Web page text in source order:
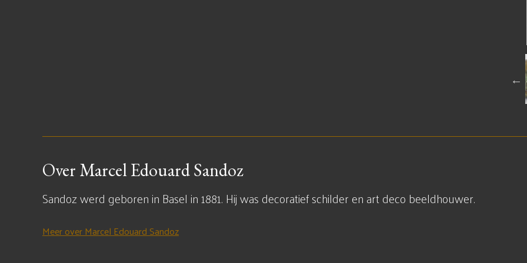
Over Marcel Edouard Sandoz
Sandoz werd geboren in Basel in 1881. Hij was decoratief schilder en art deco beeldhouwer.
Meer over Marcel Edouard Sandoz